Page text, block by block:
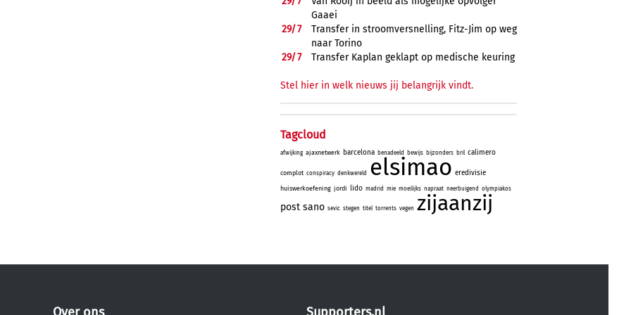
Gaaei
29/7
Transfer in stroomversnelling, Fitz-Jim op weg
naar Torino
29/7 Transfer Kaplan geklapt op medische keuring
Stel hier in welk nieuws jij belangrijk vindt.
Tagcloud
afwijking ajaxnetwerk barcelona benadeeld bewijs bijzonders bril calimero
complot conspiracy denkwereld elsimao eredivisie
huiswerkoefening jordi lido madrid mie moeilijks napraat neerbuigend olympiakos
post sano sevic stegen titel torrents vegen zijaanzij